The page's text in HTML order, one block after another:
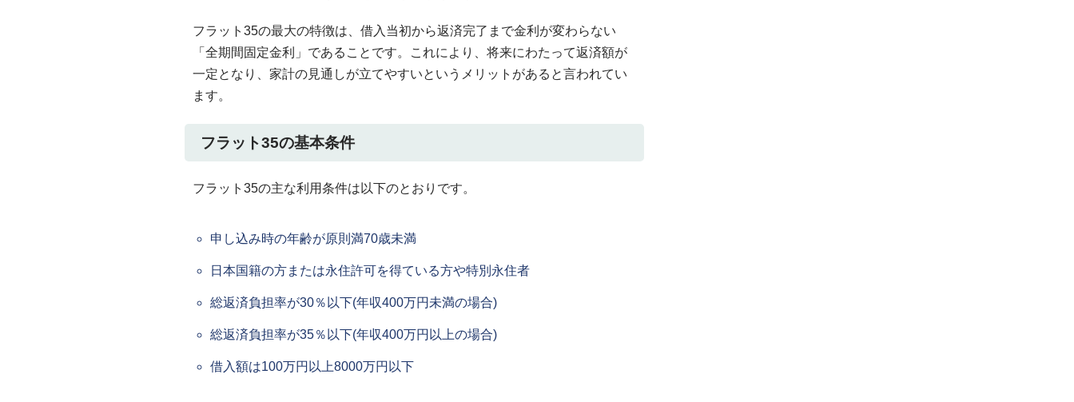
フラット35の最大の特徴は、借入当初から返済完了まで金利が変わらない
「全期間固定金利」であることです。これにより、将来にわたって返済額が
一定となり、家計の見通しが立てやすいというメリットがあると言われてい
ます。
フラット35の基本条件
フラット35の主な利用条件は以下のとおりです。
申し込み時の年齢が原則満70歳未満
日本国籍の方または永住許可を得ている方や特別永住者
総返済負担率が30％以下(年収400万円未満の場合)
総返済負担率が35％以下(年収400万円以上の場合)
借入額は100万円以上8000万円以下